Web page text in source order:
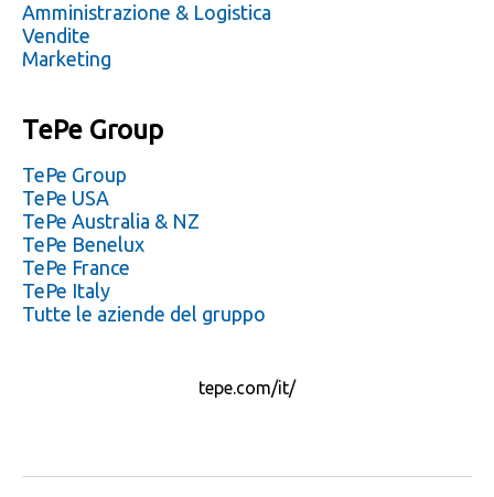
Amministrazione & Logistica
Vendite
Marketing
TePe Group
TePe Group
TePe USA
TePe Australia & NZ
TePe Benelux
TePe France
TePe Italy
Tutte le aziende del gruppo
tepe.com/it/